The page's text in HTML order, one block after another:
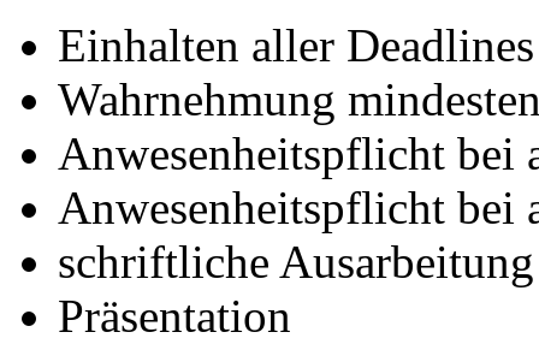
Einhalten aller Deadlines
Wahrnehmung
Anwesenheitspflicht bei
Anwesenheitspflicht bei
schriftliche Ausarbeitung
Präsentation